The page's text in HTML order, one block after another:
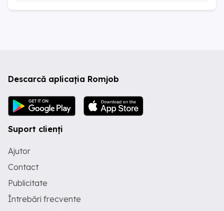
Descarcă aplicația Romjob
Suport clienți
Ajutor
Contact
Publicitate
Întrebări frecvente